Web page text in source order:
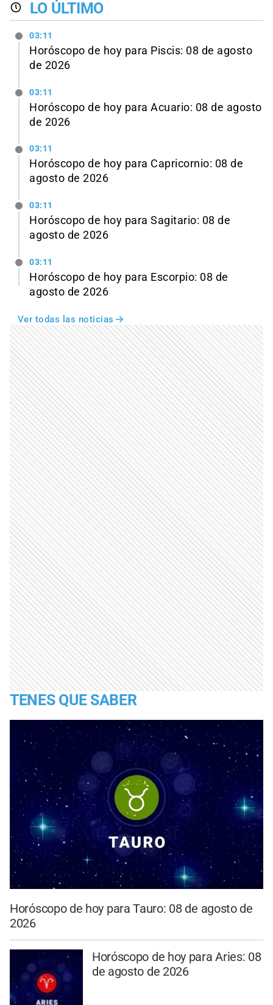
LO ÚLTIMO
03:11
Horóscopo de hoy para Piscis: 08 de agosto
de 2026
03:11
Horóscopo de hoy para Acuario: 08 de agosto
de 2026
03:11
Horóscopo de hoy para Capricornio: 08 de
agosto de 2026
03:11
Horóscopo de hoy para Sagitario: 08 de
agosto de 2026
03:11
Horóscopo de hoy para Escorpio: 08 de
agosto de 2026
Ver todas las noticias
TENES QUE SABER
Horóscopo de hoy para Tauro: 08 de agosto de
2026
Horóscopo de hoy para Aries: 08
de agosto de 2026